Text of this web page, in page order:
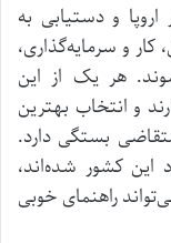
و دستیابی به
و سرمایه‌گذاری،
هر یک از این
و انتخاب بهترین
بستگی دارد.
این کشور شده‌اند،
راهنمای خوبی